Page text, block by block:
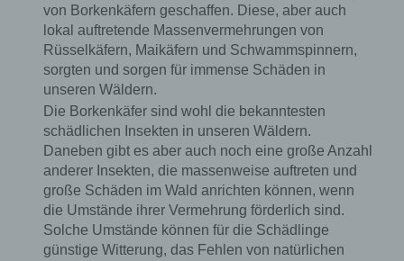
von Borkenkäfern geschaffen. Diese, aber auch
lokal auftretende Massenvermehrungen von
Rüsselkäfern, Maikäfern und Schwammspinnern,
sorgten und sorgen für immense Schäden in
unseren Wäldern.
Die Borkenkäfer sind wohl die bekanntesten
schädlichen Insekten in unseren Wäldern.
Daneben gibt es aber auch noch eine große Anzahl
anderer Insekten, die massenweise auftreten und
große Schäden im Wald anrichten können, wenn
die Umstände ihrer Vermehrung förderlich sind.
Solche Umstände können für die Schädlinge
günstige Witterung, das Fehlen von natürlichen
k) Einwilligung
Einwilligung ist jede von der betroffenen
Person freiwillig für den bestimmten Fall in
informierter Weise und unmissverständlich
abgegebene Willensbekundung in Form einer
Erklärung oder einer sonstigen eindeutigen
bestätigenden Handlung, mit der die betroffene
Person zu verstehen gibt, dass sie mit der
Verarbeitung der sie betreffenden
personenbezogenen Daten einverstanden ist.